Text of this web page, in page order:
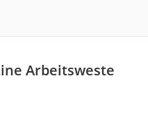
Arbeitsweste